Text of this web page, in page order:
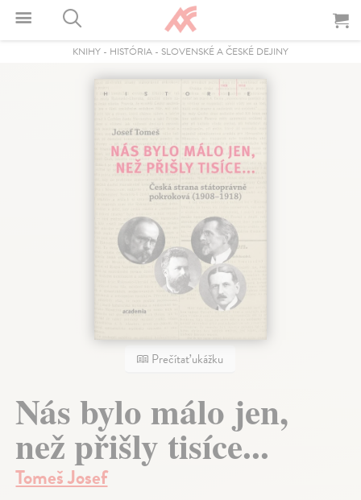
KNIHY - HISTÓRIA - SLOVENSKÉ A ČESKÉ DEJINY
Prečítať ukážku
Nás bylo málo jen,
než přišly tisíce...
Tomeš Josef